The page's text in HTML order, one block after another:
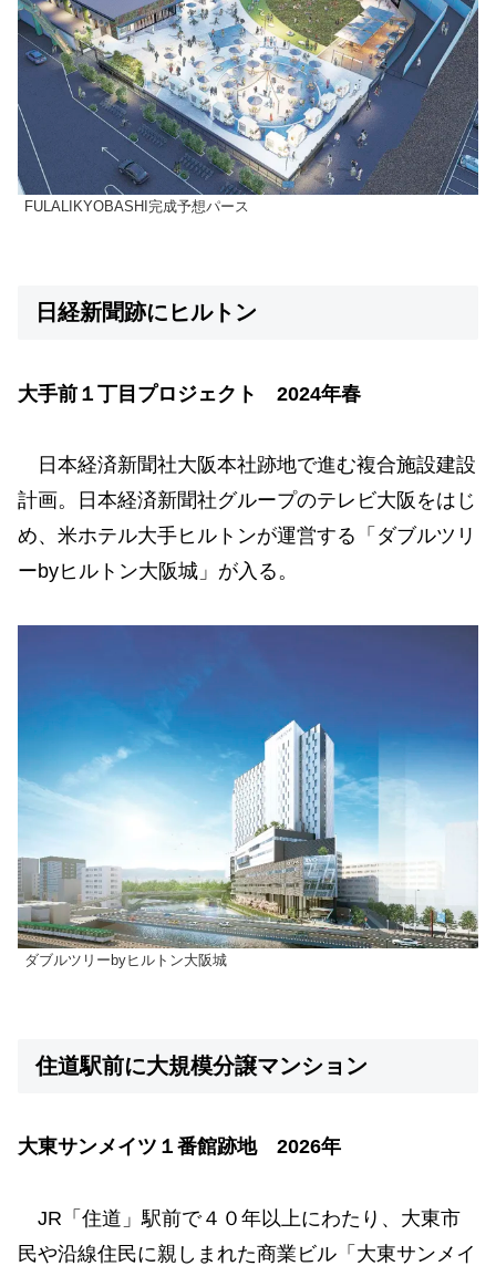
FULALIKYOBASHI完成予想パース
日経新聞跡にヒルトン
大手前１丁目プロジェクト 2024年春
日本経済新聞社大阪本社跡地で進む複合施設建設
計画。日本経済新聞社グループのテレビ大阪をはじ
め、米ホテル大手ヒルトンが運営する「ダブルツリ
ーbyヒルトン大阪城」が入る。
ダブルツリーbyヒルトン大阪城
住道駅前に大規模分譲マンション
大東サンメイツ１番館跡地 2026年
JR「住道」駅前で４０年以上にわたり、大東市
民や沿線住民に親しまれた商業ビル「大東サンメイ